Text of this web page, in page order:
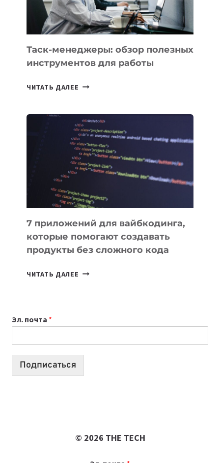
МОЖНО
ПОРУЧИТЬ
УЖЕ
Таск-менеджеры: обзор полезных
инструментов для работы
ЧИТАТЬ ДАЛЕЕ ТАСК-
ПОЛЕЗНЫХ
ИНСТРУМЕНТОВ
ДЛЯ
РАБОТЫ
7 приложений для вайбкодинга,
которые помогают создавать
продукты без сложного кода
ЧИТАТЬ ДАЛЕЕ 7
СОЗДАВАТЬ
ПРОДУКТЫ
Эл. почта *
Подписаться
© 2026 THE TECH